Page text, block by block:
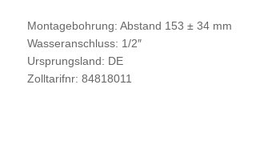
Montagebohrung: Abstand 153 ± 34 mm
Wasseranschluss: 1/2″
Ursprungsland: DE
Zolltarifnr: 84818011